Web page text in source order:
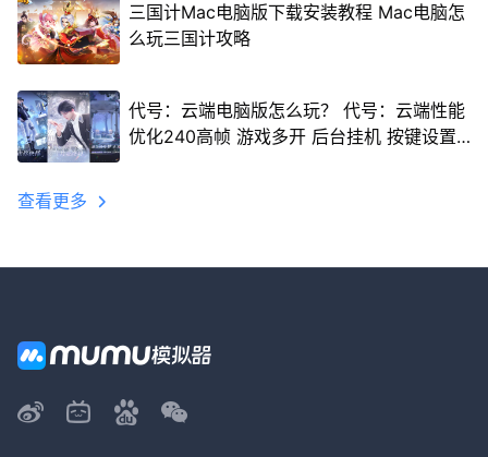
三国计Mac电脑版下载安装教程 Mac电脑怎
么玩三国计攻略
代号：云端电脑版怎么玩？ 代号：云端性能
优化240高帧 游戏多开 后台挂机 按键设置
查看更多